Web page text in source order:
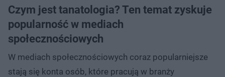
Czym jest tanatologia? Ten temat zyskuje
popularność w mediach
społecznościowych
W mediach społecznościowych coraz popularniejsze
stają się konta osób, które pracują w branży